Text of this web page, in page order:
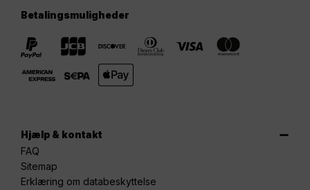
Betalingsmuligheder
Hjælp & kontakt
FAQ
Sitemap
Erklæring om databeskyttelse